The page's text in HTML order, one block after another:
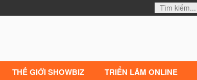
THẾ GIỚI SHOWBIZ TRIỂN LÃM ONLINE